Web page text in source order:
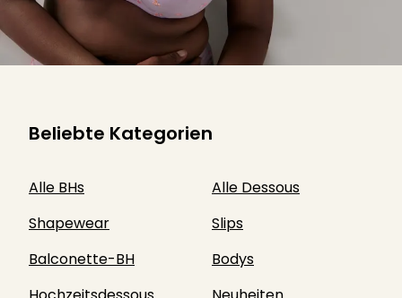
Beliebte Kategorien
Alle BHs
Alle Dessous
Shapewear
Slips
Balconette-BH
Bodys